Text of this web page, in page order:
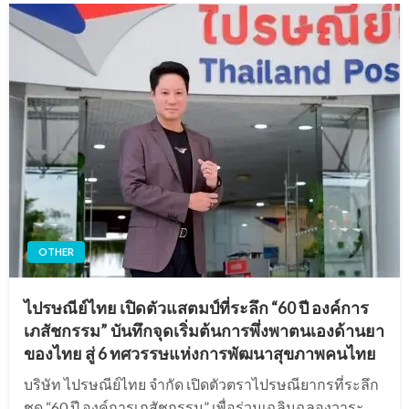
OTHER
ไปรษณีย์ไทย เปิดตัวแสตมป์ที่ระลึก “60 ปี องค์การ
เภสัชกรรม” บันทึกจุดเริ่มต้นการพึ่งพาตนเองด้านยา
ของไทย สู่ 6 ทศวรรษแห่งการพัฒนาสุขภาพคนไทย
บริษัท ไปรษณีย์ไทย จำกัด เปิดตัวตราไปรษณียากรที่ระลึก